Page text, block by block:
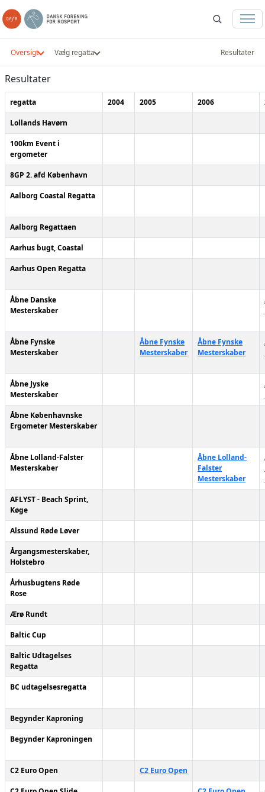
Oversigt Vælg regatta Resultater
Resultater
regatta 2004 2005 2006
Lollands Havørn
100km Event i
ergometer
8GP 2. afd København
Aalborg Coastal Regatta
Aalborg Regattaen
Aarhus bugt, Coastal
Aarhus Open Regatta
Åbne Danske
Mesterskaber
Åbne Fynske
Mesterskaber
Åbne Fynske
Mesterskaber
Åbne Fynske
Mesterskaber
Åbne Jyske
Mesterskaber
Åbne Københavnske
Ergometer Mesterskaber
Åbne Lolland-Falster
Mesterskaber
Åbne Lolland-
Falster
Mesterskaber
AFLYST - Beach Sprint,
Køge
Alssund Røde Løver
Årgangsmesterskaber,
Holstebro
Århusbugtens Røde
Rose
Ærø Rundt
Baltic Cup
Baltic Udtagelses
Regatta
BC udtagelsesregatta
Begynder Kaproning
Begynder Kaproningen
C2 Euro Open C2 Euro Open